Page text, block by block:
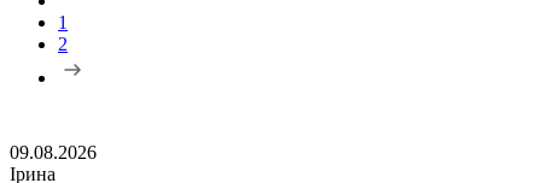
1
2
09.08.2026
Ірина